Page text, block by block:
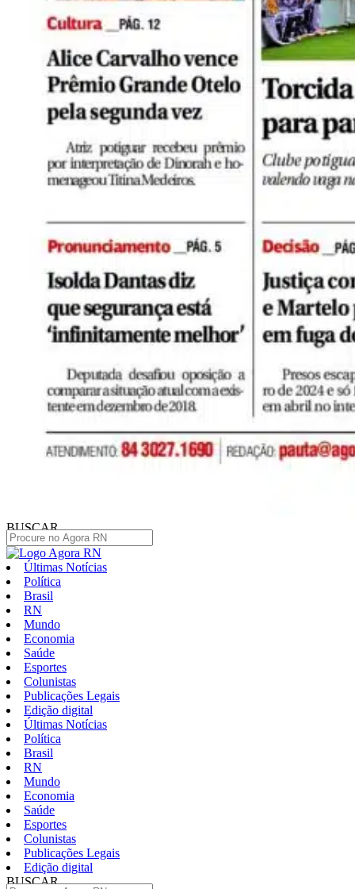
BUSCAR
Últimas Notícias
Política
Brasil
RN
Mundo
Economia
Saúde
Esportes
Colunistas
Publicações Legais
Edição digital
Últimas Notícias
Política
Brasil
RN
Mundo
Economia
Saúde
Esportes
Colunistas
Publicações Legais
Edição digital
BUSCAR